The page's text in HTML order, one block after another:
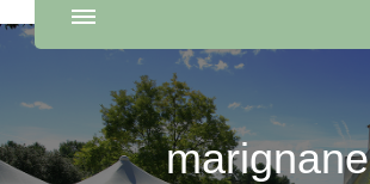
marignane